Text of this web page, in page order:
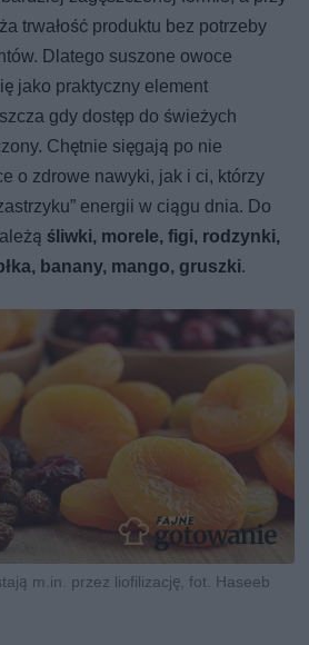
trwałość produktu bez potrzeby
Dlatego suszone owoce
jako praktyczny element
gdy dostęp do świeżych
Chętnie sięgają po nie
o zdrowe nawyki, jak i ci, którzy
energii w ciągu dnia. Do
śliwki, morele, figi, rodzynki,
banany, mango, gruszki.
m.in. przez liofilizację, fot. Haseeb